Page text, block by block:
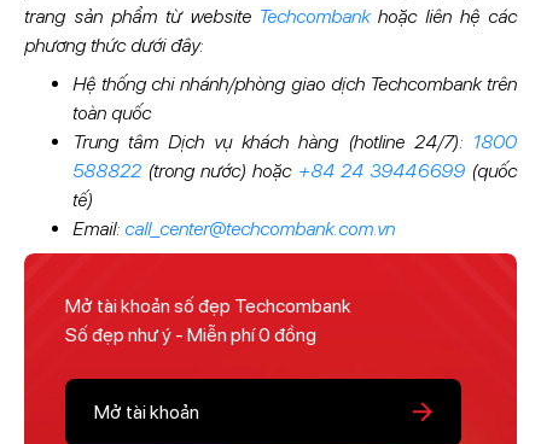
trang sản phẩm từ website Techcombankhoặc liên hệ các
phương thức dưới đây:
Hệ thống chi nhánh/phòng giao dịch Techcombank trên
toàn quốc
Trung tâm Dịch vụ khách hàng (hotline 24/7): 1800
588822(trong nước) hoặc +84 24 39446699(quốc
tế)
Email: call_center@techcombank.com.vn
Mở tài khoản số đẹp Techcombank
Số đẹp như ý - Miễn phí 0 đồng
Mở tài khoản